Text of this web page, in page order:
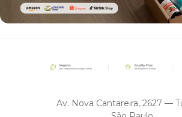
Av. Nova Cantareira, 2627 —